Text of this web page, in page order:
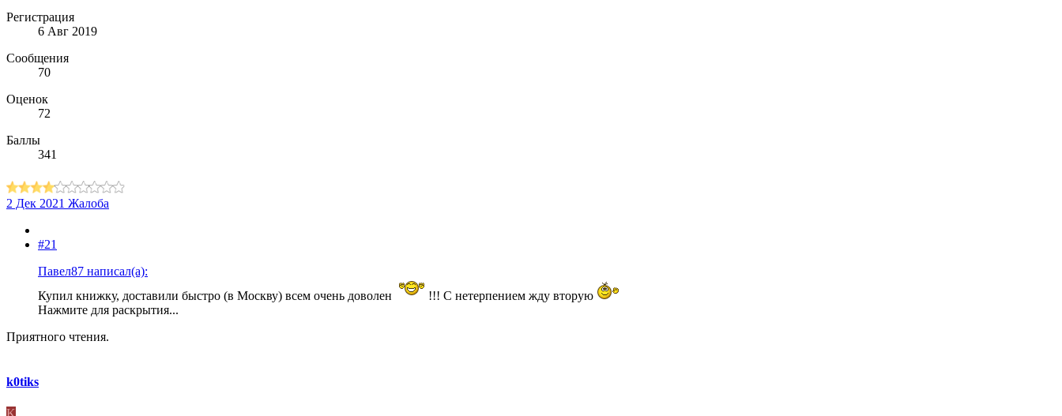
Регистрация
6 Авг 2019
Сообщения
70
Оценок
72
Баллы
341
2 Дек 2021 Жалоба
#21
Павел87 написал(а):
Купил книжку, доставили быстро (в Москву) всем очень доволен
!!! С нетерпением жду вторую
Нажмите для раскрытия...
Приятного чтения.
k0tiks
K